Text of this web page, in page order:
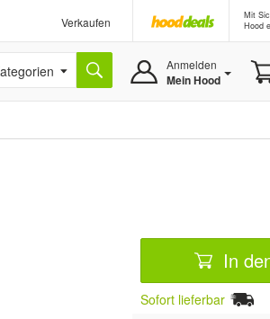
Verkaufen
Mit
Hood
Anmelden
Mein Hood
In
Sofort lieferbar